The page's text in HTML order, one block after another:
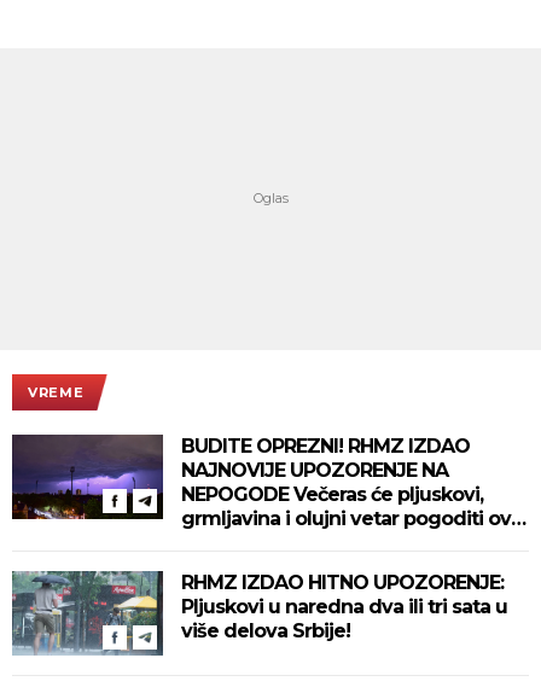
VREME
BUDITE OPREZNI! RHMZ IZDAO
NAJNOVIJE UPOZORENJE NA
NEPOGODE Večeras će pljuskovi,
grmljavina i olujni vetar pogoditi ove
RHMZ IZDAO HITNO UPOZORENJE:
Pljuskovi u naredna dva ili tri sata u
više delova Srbije!